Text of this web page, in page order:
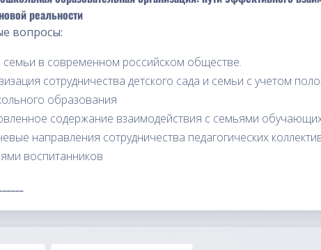
реальности
вопросы:
семьи в современном российском обществе.
сотрудничества детского сада и семьи с учетом
образования
содержание взаимодействия с семьями
направления сотрудничества педагогических
воспитанников